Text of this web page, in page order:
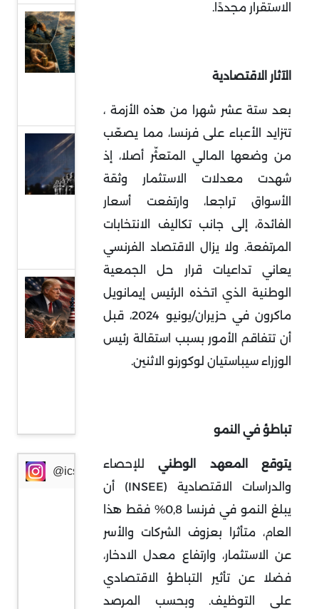
الاستقرار مجددًا .
الآثار الاقتصادية
بعد ستة عشر شهرا من هذه الأزمة ،
تتزايد الأعباء على فرنسا، مما يصعّب
من وضعها المالي المتعثّر أصلا، إذ
شهدت معدلات الاستثمار وثقة
الأسواق تراجعا، وارتفعت أسعار
الفائدة، إلى جانب تكاليف الانتخابات
المرتفعة. ولا يزال الاقتصاد الفرنسي
يعاني تداعيات قرار حل الجمعية
الوطنية الذي اتخذه الرئيس إيمانويل
ماكرون في حزيران/يونيو 2024، قبل
أن تتفاقم الأمور بسبب استقالة رئيس
الوزراء سيباستيان لوكورنو الاثنين.
تباطؤ في النمو
يتوقع المعهد الوطنيللإحصاء
والدراسات الاقتصادية (INSEE) أن
يبلغ النمو في فرنسا 0,8% فقط هذا
العام، متأثرا بعزوف الشركات والأسر
عن الاستثمار، وارتفاع معدل الادخار،
فضلا عن تأثير التباطؤ الاقتصادي
على التوظيف.
وبحسب المرصد
هرمز
تحديات
السلاح
بيد
الدولة
العراقية
تفكيك
العقد
الأساسية
المفاوضات
@icssresearch